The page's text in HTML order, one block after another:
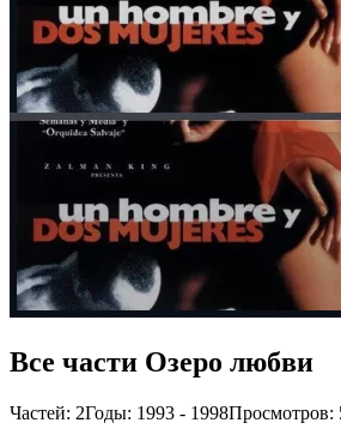
Все части Озеро любви
Частей: 2Годы: 1993 - 1998Просмотров: